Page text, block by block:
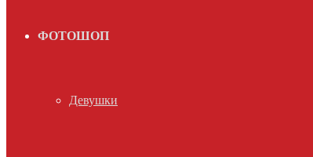
ФОТОШОП
Девушки